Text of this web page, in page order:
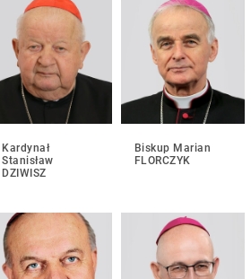
Kardynał
Stanisław
DZIWISZ
Biskup Marian
FLORCZYK